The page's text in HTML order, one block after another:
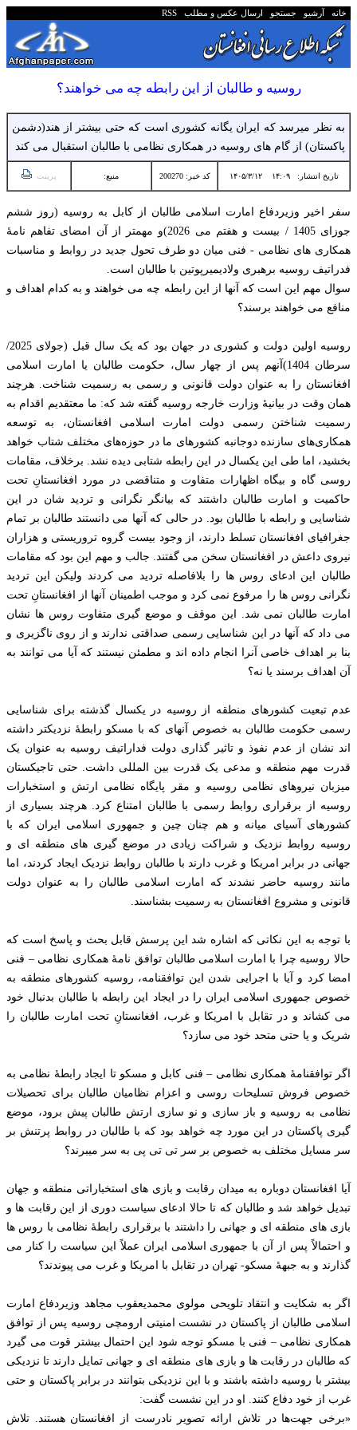
خانه آرشیو جستجو ارسال عکس و مطلب RSS
روسیه و طالبان از این رابطه چه می خواهند؟
به نظر میرسد که ایران یگانه کشوری است که حتی بیشتر از هند(دشمن
پاکستان) از گام های روسیه در همکاری نظامی با طالبان استقبال می کند
تاریخ انتشار:۱۴:۰۹ ۱۴۰۵/۳/۱۲ کد خبر: 200270 منبع: پرینت
سفر اخیر وزیردفاع امارت اسلامی طالبان از کابل به روسیه (روز ششم
جوزای 1405 / بیست و هفتم می 2026)و مهمتر از آن امضای تفاهم نامۀ
همکاری های نظامی - فنی میان دو طرف تحول جدید در روابط و مناسبات
فدراتیف روسیه برهبری ولادیمیرپوتین با طالبان است.
سوال مهم این است که آنها از این رابطه چه می خواهند و به کدام اهداف و
منافع می خواهند برسند؟
روسیه اولین دولت و کشوری در جهان بود که یک سال قبل (جولای 2025/
سرطان 1404)آنهم پس از چهار سال، حکومت طالبان یا امارت اسلامی
افغانستان را به عنوان دولت قانونی و رسمی به رسمیت شناخت. هرچند
همان وقت در بیانیۀ وزارت خارجه روسیه گفته شد که: ما معتقدیم اقدام به
رسمیت شناختن رسمی دولت امارت اسلامی افغانستان، به توسعه
همکاری‌های سازنده دوجانبه کشورهای ما در حوزه‌های مختلف شتاب خواهد
بخشید، اما طی این یکسال در این رابطه شتابی دیده نشد. برخلاف، مقامات
روسی گاه و بیگاه اظهارات متفاوت و متناقضی در مورد افغانستانِ تحت
حاکمیت و امارت طالبان داشتند که بیانگر نگرانی و تردید شان در این
شناسایی و رابطه با طالبان بود. در حالی که آنها می دانستند طالبان بر تمام
جغرافیای افغانستان تسلط دارند، از وجود بیست گروه تروریستی و هزاران
نیروی داعش در افغانستان سخن می گفتند. جالب و مهم این بود که مقامات
طالبان این ادعای روس ها را بلافاصله تردید می کردند ولیکن این تردید
نگرانی روس ها را مرفوع نمی کرد و موجب اطمینان آنها از افغانستانِ تحت
امارت طالبان نمی شد. این موقف و موضع گیری متفاوت روس ها نشان
می داد که آنها در این شناسایی رسمی صداقتی ندارند و از روی ناگزیری و
بنا بر اهداف خاصی آنرا انجام داده اند و مطمئن نیستند که آیا می توانند به
آن اهداف برسند یا نه؟
عدم تبعیت کشورهای منطقه از روسیه در یکسال گذشته برای شناسایی
رسمی حکومت طالبان به خصوص آنهای که با مسکو رابطۀ نزدیکتر داشته
اند نشان از عدم نفوذ و تاثیر گذاری دولت فداراتیف روسیه به عنوان یک
قدرت مهم منطقه و مدعی یک قدرت بین المللی داشت. حتی تاجیکستان
میزبان نیروهای نظامی روسیه و مقر پایگاه نظامی ارتش و استخبارات
روسیه از برقراری روابط رسمی با طالبان امتناع کرد. هرچند بسیاری از
کشورهای آسیای میانه و هم چنان چین و جمهوری اسلامی ایران که با
روسیه روابط نزدیک و شراکت زیادی در موضع گیری های منطقه ای و
جهانی در برابر امریکا و غرب دارند با طالبان روابط نزدیک ایجاد کردند، اما
مانند روسیه حاضر نشدند که امارت اسلامی طالبان را به عنوان دولت
قانونی و مشروع افغانستان به رسمیت بشناسند.
با توجه به این نکاتی که اشاره شد این پرسش قابل بحث و پاسخ است که
حالا روسیه چرا با امارت اسلامی طالبان توافق نامۀ همکاری نظامی – فنی
امضا کرد و آیا با اجرایی شدن این توافقنامه، روسیه کشورهای منطقه به
خصوص جمهوری اسلامی ایران را در ایجاد این رابطه با طالبان بدنبال خود
می کشاند و در تقابل با امریکا و غرب، افغانستانِ تحت امارت طالبان را
شریک و یا حتی متحد خود می سازد؟
اگر توافقنامۀ همکاری نظامی – فنی کابل و مسکو تا ایجاد رابطۀ نظامی به
خصوص فروش تسلیحات روسی و اعزام نظامیان طالبان برای تحصیلات
نظامی به روسیه و باز سازی و نو سازی ارتش طالبان پیش برود، موضع
گیری پاکستان در این مورد چه خواهد بود که با طالبان در روابط پرتنش بر
سر مسایل مختلف به خصوص بر سر تی تی پی به سر میبرند؟
آیا افغانستان دوباره به میدان رقابت و بازی های استخباراتی منطقه و جهان
تبدیل خواهد شد و طالبان که تا حالا ادعای سیاست دوری از این رقابت ها و
بازی های منطقه ای و جهانی را داشتند با برقراری رابطۀ نظامی با روس ها
و احتمالاً پس از آن با جمهوری اسلامی ایران عملاً این سیاست را کنار می
گذارند و به جبهۀ مسکو- تهران در تقابل با امریکا و غرب می پیوندند؟
اگر به شکایت و انتقاد تلویحی مولوی محمدیعقوب مجاهد وزیردفاع امارت
اسلامی طالبان از پاکستان در نشست امنیتی ارومچی روسیه پس از توافق
همکاری نظامی – فنی با مسکو توجه شود این احتمال بیشتر قوت می گیرد
که طالبان در رقابت ها و بازی های منطقه ای و جهانی تمایل دارند تا نزدیکی
بیشتر با روسیه داشته باشند و با این نزدیکی بتوانند در برابر پاکستان و حتی
غرب از خود دفاع کنند. او در این نشست گفت:
«برخی جهت‌ها در تلاش ارائه تصویر نادرست از افغانستان هستند. تلاش